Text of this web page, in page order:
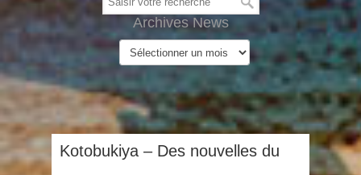
Archives News
Kotobukiya – Des nouvelles du